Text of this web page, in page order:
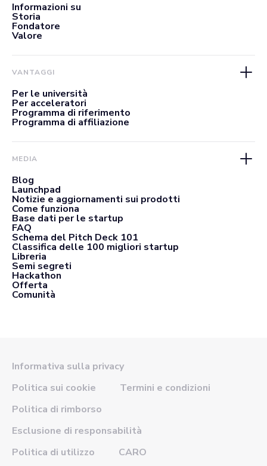
Informazioni su
Storia
Fondatore
Valore
VANTAGGI
Per le università
Per acceleratori
Programma di riferimento
Programma di affiliazione
MEDIA
Blog
Launchpad
Notizie e aggiornamenti sui prodotti
Come funziona
Base dati per le startup
FAQ
Schema del Pitch Deck 101
Classifica delle 100 migliori startup
Libreria
Semi segreti
Hackathon
Offerta
Comunità
Informativa sulla privacy
Politica sui cookie
Termini e condizioni
Politica di rimborso
Esclusione di responsabilità
Politica di utilizzo
CARO